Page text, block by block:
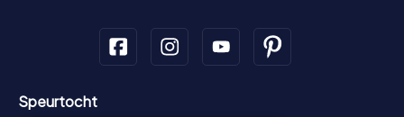
Speurtocht